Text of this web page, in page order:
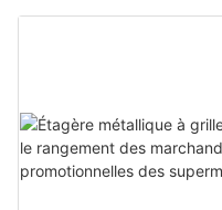
magasins modernes.